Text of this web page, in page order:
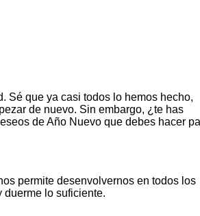
Sé que ya casi todos lo hemos hecho,
de nuevo. Sin embargo, ¿te has
de Año Nuevo que debes hacer
permite desenvolvernos en todos los
duerme lo suficiente.